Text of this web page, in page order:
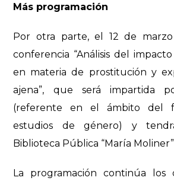
Más programación
Por otra parte, el 12 de
conferencia “Análisis del
en materia de prostitución y
ajena”, que será impartida
(referente en el ámbito del
estudios de género) y
Biblioteca Pública “María Moliner”
La programación continúa los